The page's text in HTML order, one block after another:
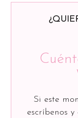
Si este
escríbenos